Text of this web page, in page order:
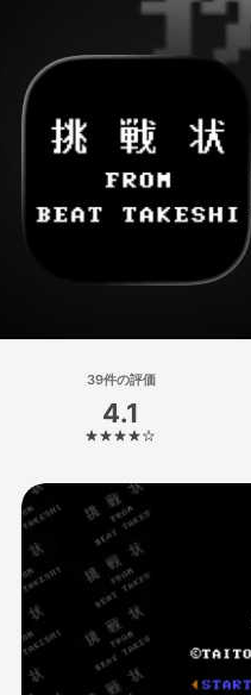
39件の評価
4.1